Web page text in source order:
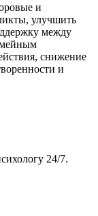
и
улучшить
между
снижение
и
24/7.